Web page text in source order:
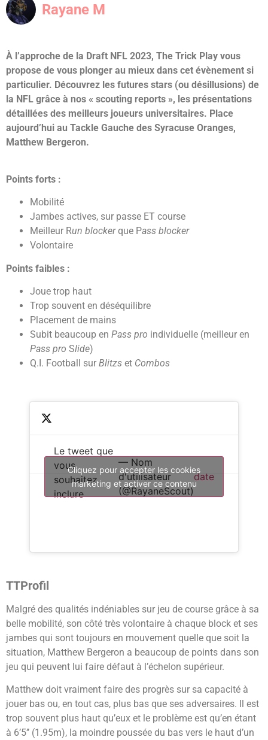
Rayane M
À l’approche de la Draft NFL 2023, The Trick Play vous
propose de vous plonger au mieux dans cet évènement si
particulier. Découvrez les futures stars (ou désillusions) de
la NFL grâce à nos « scouting reports », les présentations
détaillées des meilleurs joueurs universitaires. Place
aujourd’hui au Tackle Gauche des Syracuse Oranges,
Matthew Bergeron.
Points forts :
Mobilité
Jambes actives, sur passe ET course
Meilleur Run blockerque Pass blocker
Volontaire
Points faibles :
Joue trop haut
Trop souvent en déséquilibre
Placement de mains
Subit beaucoup en Pass pro individuelle (meilleur en
Pass pro Slide)
Q.I. Football sur Blitzs et Combos
Le tweet que
vous
souhaitez
inclure
— Nom
d'utilisateur
(@RayaneScout)
date
Cliquez pour accepter les cookies
marketing et activer ce contenu
TTProfil
Malgré des qualités indéniables sur jeu de course grâce à sa
belle mobilité, son côté très volontaire à chaque block et ses
jambes qui sont toujours en mouvement quelle que soit la
situation, Matthew Bergeron a beaucoup de points dans son
jeu qui peuvent lui faire défaut à l’échelon supérieur.
Matthew doit vraiment faire des progrès sur sa capacité à
jouer bas ou, en tout cas, plus bas que ses adversaires. Il est
trop souvent plus haut qu’eux et le problème est qu’en étant
à 6’5’’ (1.95m), la moindre poussée du bas vers le haut d’un